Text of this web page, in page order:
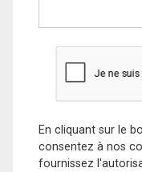
En cliquant sur le
consentez à nos
fournissez